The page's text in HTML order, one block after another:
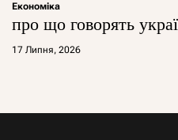
Економіка
про що говорять
17 Липня, 2026